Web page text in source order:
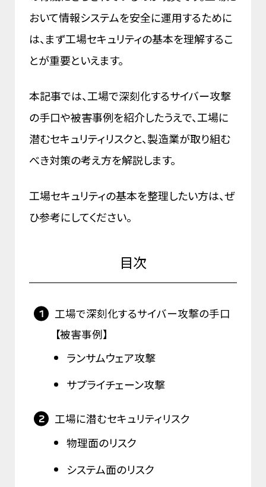
おいて情報システムを安全に運用するために
は、まず工場セキュリティの基本を理解するこ
とが重要といえます。
本記事では、工場で深刻化するサイバー攻撃
の手口や被害事例を紹介したうえで、工場に
潜むセキュリティリスクと、製造業が取り組む
べき対策の考え方を解説します。
工場セキュリティの基本を整理したい方は、ぜ
ひ参考にしてください。
目次
工場で深刻化するサイバー攻撃の手口
【被害事例】
ランサムウェア攻撃
サプライチェーン攻撃
工場に潜むセキュリティリスク
物理面のリスク
システム面のリスク